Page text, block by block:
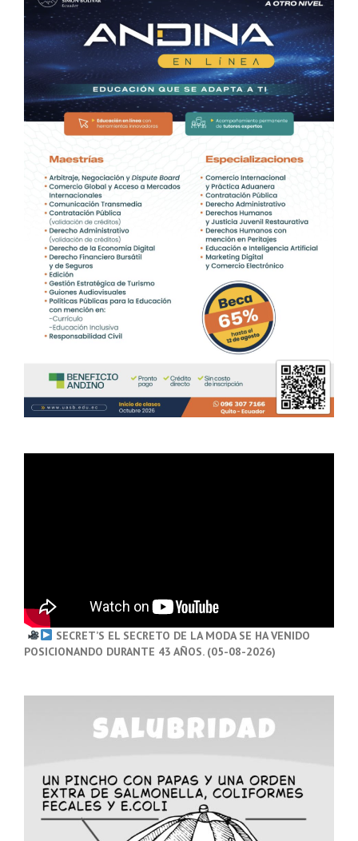
SECRET’S EL SECRETO DE LA MODA SE HA VENIDO
POSICIONANDO DURANTE 43 AÑOS. (05-08-2026)